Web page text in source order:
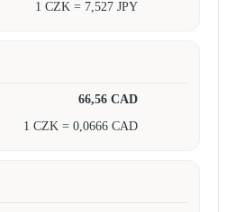
1 CZK = 7,527 JPY
66,56 CAD
1 CZK = 0,0666 CAD